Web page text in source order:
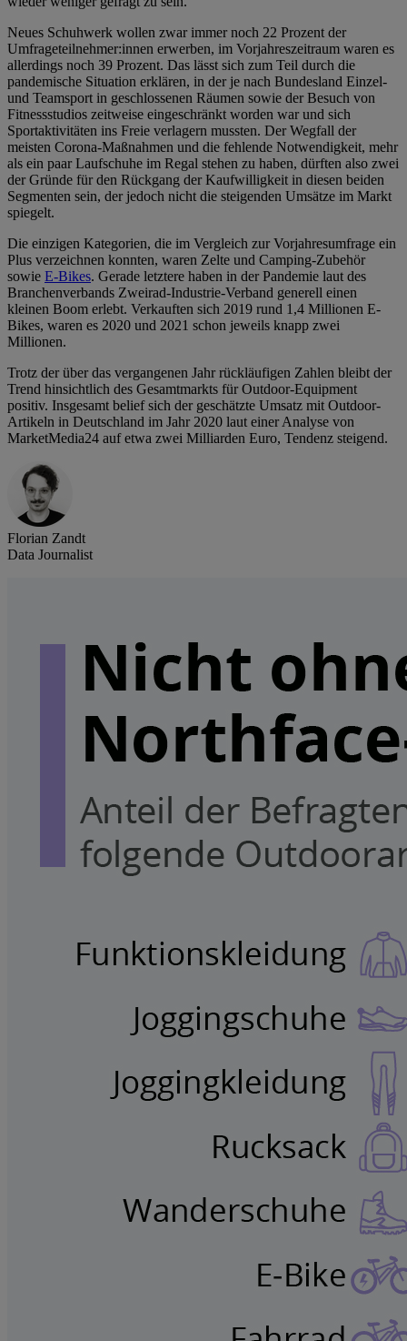
Neues Schuhwerk wollen zwar immer noch 22 Prozent der
Umfrageteilnehmer:innen erwerben, im Vorjahreszeitraum waren es
allerdings noch 39 Prozent. Das lässt sich zum Teil durch die
pandemische Situation erklären, in der je nach Bundesland Einzel-
und Teamsport in geschlossenen Räumen sowie der Besuch von
Fitnessstudios zeitweise eingeschränkt worden war und sich
Sportaktivitäten ins Freie verlagern mussten. Der Wegfall der
meisten Corona-Maßnahmen und die fehlende Notwendigkeit, mehr
als ein paar Laufschuhe im Regal stehen zu haben, dürften also zwei
der Gründe für den Rückgang der Kaufwilligkeit in diesen beiden
Segmenten sein, der jedoch nicht die steigenden Umsätze im Markt
spiegelt.
Die einzigen Kategorien, die im Vergleich zur Vorjahresumfrage ein
Plus verzeichnen konnten, waren Zelte und Camping-Zubehör
sowie E-Bikes. Gerade letztere haben in der Pandemie laut des
Branchenverbands Zweirad-Industrie-Verband generell einen
kleinen Boom erlebt. Verkauften sich 2019 rund 1,4 Millionen E-
Bikes, waren es 2020 und 2021 schon jeweils knapp zwei
Millionen.
Trotz der über das vergangenen Jahr rückläufigen Zahlen bleibt der
Trend hinsichtlich des Gesamtmarkts für Outdoor-Equipment
positiv. Insgesamt belief sich der geschätzte Umsatz mit Outdoor-
Artikeln in Deutschland im Jahr 2020 laut einer Analyse von
MarketMedia24 auf etwa zwei Milliarden Euro, Tendenz steigend.
Florian Zandt
Data Journalist